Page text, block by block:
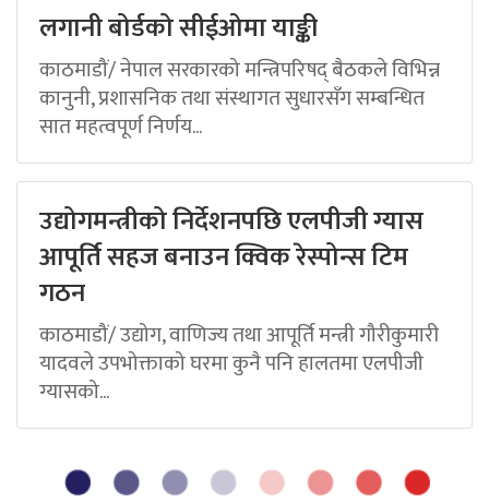
लगानी बोर्डको सीईओमा याङ्की
काठमाडौं/ नेपाल सरकारको मन्त्रिपरिषद् बैठकले विभिन्न
कानुनी, प्रशासनिक तथा संस्थागत सुधारसँग सम्बन्धित
सात महत्वपूर्ण निर्णय...
उद्योगमन्त्रीको निर्देशनपछि एलपीजी ग्यास
आपूर्ति सहज बनाउन क्विक रेस्पोन्स टिम
गठन
काठमाडौं/ उद्योग, वाणिज्य तथा आपूर्ति मन्त्री गौरीकुमारी
यादवले उपभोक्ताको घरमा कुनै पनि हालतमा एलपीजी
ग्यासको...